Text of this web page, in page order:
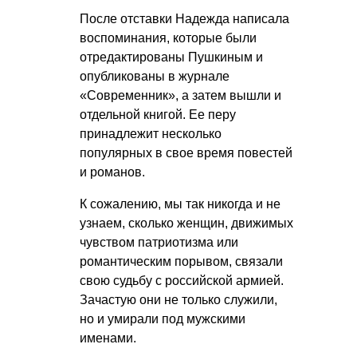
После отставки Надежда написала
воспоминания, которые были
отредактированы Пушкиным и
опубликованы в журнале
«Современник», а затем вышли и
отдельной книгой. Ее перу
принадлежит несколько
популярных в свое время повестей
и романов.
К сожалению, мы так никогда и не
узнаем, сколько женщин, движимых
чувством патриотизма или
романтическим порывом, связали
свою судьбу с российской армией.
Зачастую они не только служили,
но и умирали под мужскими
именами.